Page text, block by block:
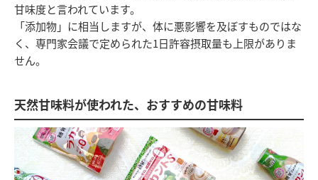
甘味度と言われています。
「添加物」に相当しますが、体に悪影響を及ぼすものではな
く、専門家会議で定められた1日許容摂取量も上限がありま
せん。
天然甘味料が使われた、おすすめの甘味料